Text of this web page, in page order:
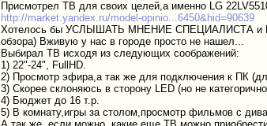
Присмотрел ТВ для своих целей,а именно LG
http://market.yandex.ru/model-opinio...6450&hid=90639
Хотелось бы УСЛЫШАТЬ МНЕНИЕ СПЕЦИАЛИСТА и
обзора) Вживую у нас в городе просто не нашел...
Выбирал ТВ исходя из следующих соображений:
1) 22"-24", FullHD.
2) Просмотр эфира,а так же для подключения к ПК
3) Скорее склоняюсь в сторону LED (но не
4) Бюджет до 16 т.р.
5) В комнату,игры за столом,просмотр фильмов с